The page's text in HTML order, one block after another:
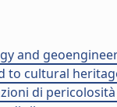
and
cultural
di